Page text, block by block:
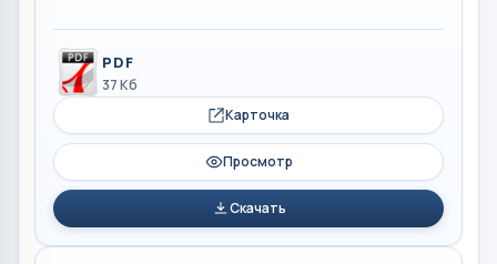
PDF
37 Кб
Карточка
Просмотр
Скачать